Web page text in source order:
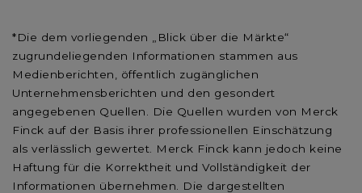
*Die dem vorliegenden „Blick über die Märkte“
zugrundeliegenden Informationen stammen aus
Medienberichten, öffentlich zugänglichen
Unternehmensberichten und den gesondert
angegebenen Quellen. Die Quellen wurden von Merck
Finck auf der Basis ihrer professionellen Einschätzung
als verlässlich gewertet. Merck Finck kann jedoch keine
Haftung für die Korrektheit und Vollständigkeit der
Informationen übernehmen. Die dargestellten